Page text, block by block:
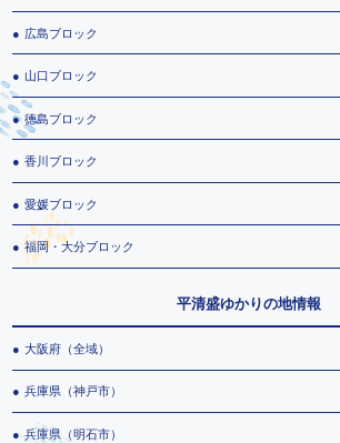
広島ブロック
山口ブロック
徳島ブロック
香川ブロック
愛媛ブロック
福岡・大分ブロック
平清盛ゆかりの地情報
大阪府（全域）
兵庫県（神戸市）
兵庫県（明石市）